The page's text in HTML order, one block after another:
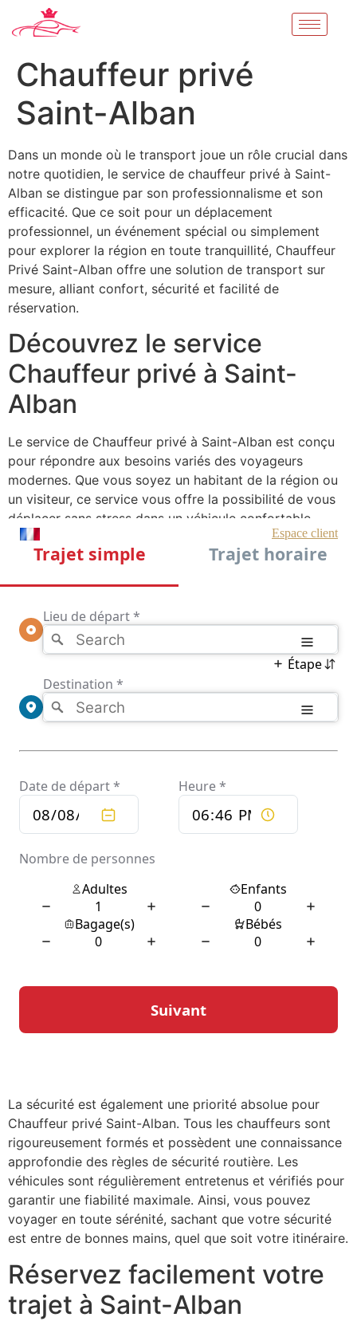
Chauffeur privé
Saint-Alban
Dans un monde où le transport joue un rôle crucial dans
notre quotidien, le service de chauffeur privé à Saint-
Alban se distingue par son professionnalisme et son
efficacité. Que ce soit pour un déplacement
professionnel, un événement spécial ou simplement
pour explorer la région en toute tranquillité, Chauffeur
Privé Saint-Alban offre une solution de transport sur
mesure, alliant confort, sécurité et facilité de
réservation.
Découvrez le service
Chauffeur privé à Saint-
Alban
Le service de Chauffeur privé à Saint-Alban est conçu
pour répondre aux besoins variés des voyageurs
modernes. Que vous soyez un habitant de la région ou
un visiteur, ce service vous offre la possibilité de vous
déplacer sans stress dans un véhicule confortable,
conduit par un professionnel expérimenté. Les
chauffeurs connaissent parfaitement la région de Saint-
professionnels ou des sorties personnelles.
En choisissant Chauffeur privé Saint-Alban, vous optez
pour une expérience personnalisée où chaque détail est
pris en compte pour vous offrir le meilleur service
possible. Que vous ayez besoin d’un transfert vers
l’aéroport, d’un trajet longue distance ou simplement
chauffeurs peuvent également vous conseiller sur les
meilleurs itinéraires et attractions locales, enrichissant
ainsi votre expérience de voyage.
Confort et sécurité avec
Chauffeur privé Saint-Alban
Lorsque vous réservez un trajet avec Chauffeur privé
Saint-Alban, vous bénéficiez d’un niveau de confort
relaxant. Que vous ayez besoin de travailler pendant le
trajet ou de simplement vous détendre, l’intérieur
La sécurité est également une priorité absolue pour
Chauffeur privé Saint-Alban. Tous les chauffeurs sont
rigoureusement formés et possèdent une connaissance
approfondie des règles de sécurité routière. Les
véhicules sont régulièrement entretenus et vérifiés pour
garantir une fiabilité maximale. Ainsi, vous pouvez
voyager en toute sérénité, sachant que votre sécurité
est entre de bonnes mains, quel que soit votre itinéraire.
Réservez facilement votre
trajet à Saint-Alban